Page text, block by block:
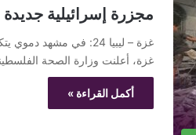
مجزرة إسرائيلية
غزة – ليبيا 24: في
غزة، أعلنت وزارة الصحة
أكمل القراءة »